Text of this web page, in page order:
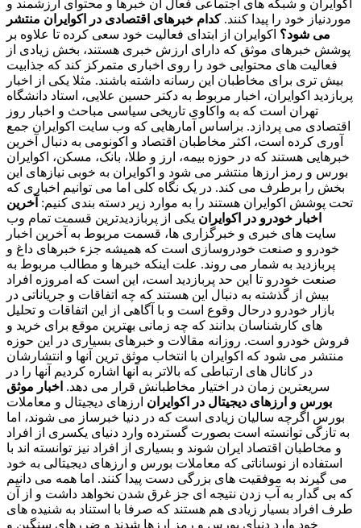
اکوایران و شبکه های اجتماعی فعال آن خبرها و محتوای ارزشمند و
موردنیاز خود را پیدا کنند.کدام خبرهای اقتصادی در اکوایران منتشر
می شود؟ اکوایران از ابتدای فعالیت خود سعی کرده تا علاوه بر
پوشش خبرهای موثق که دارای ارزش خبری هستند، بخش زیادی از
فعالیت های محتوایی خود را روی اخباری متمرکز کند که جذابیت
بیش تری برای مخاطبان این رسانه داشته باشند. مثلا یکی از اخبار
پربازدید اکوایران، اخبار مربوط به دکتر حسین علایی، استاد دانشگاه
تهران است که به واکاوی تاریخی سیاسی مباحث و اخبار روز
اقتصادی می پردازد. براساس آمارهایی که وب سایت اکوایران جمع
آوری کرده است، اکثر مخاطبان اقتصاد و اکونومی به دنبال آخرین
خبرهایی هستند که در حوزه بیمه، ارز و طلا، بانک، مسکن، اکوایران
بورس و رمز ارزها منتشر می شود و اکوایران به خوبی نیازهای این
بخش را برطرف می کند. در یک نگاه کلی اما می توانیم اخباری که
تحت پوشش اکوایران هستند را به موارد زیر دسته بندی کنیم: آخرین
اخبار خودرو در اکوایران یکی از پربازدیدترین قسمت تمام وب
سایت های خبری و خبرگزاری ها، قسمت مربوط به آخرین اخبار
خودرو و صنعت خودروسازی است که همیشه جزء خبرهای داغ و
پربازدید به شمار می روند. علت اینکه خبرها و مطالب مربوط به
صنعت خودرو تا این حد پربازدید است، این است که امروزه افراد
بیش از گذشته به دنبال این هستند که چه اتفاقات و جریاناتی در
بازار خودرو درحال وقوع است و با آگاهی از این اتفاقات و تحلیل
های کارشناسان بدانند که چه زمانی بهترین موقع برای خرید و
فروش خودرو است. روزانه مقالات و خبرهای بسیاری در این حوزه
منتشر می شود که اکوایران با انتخاب موثق ترین آنها و انتشارشان
در کانال های ارتباطی که بالاتر به آنها اشاره کردیم آنها را در
سریعترین زمان در اختیار مخاطبانش قرار می دهد. اخبار موثق
بورس و ارزهای دیجیتال در اکوایران ارزهای دیجیتال و معاملات
بورس اگرچه سالیان زیادی است که در دنیا خبرساز می شوند، اما
به تازگی توانسته است بصورت گسترده وارد دنیای یکسری از افراد
و مخاطبان اقتصاد ایران شوند و بسیاری از افراد نیز توانسته اند با
استفاده از نوساناتی که معاملات بورس و ارزهای دیجیتالی به خود
می گیرند به موفقیت های بزرگی دست پیدا کنند. اما همه می دانیم
که بی گدار به آب زدن نتیجه ای جز غرق شدن نخواهد داشت و از آن
طرف افراد بسیار زیادی هم هستند که صرفا با استناد به شنیده های
خود وارد دنیای بورس و رمز ارزها شدند و ضررهای سنگین و